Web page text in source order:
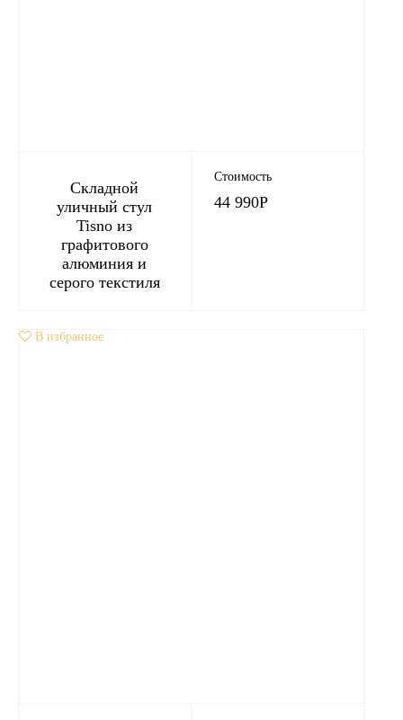
Складной
уличный стул
Tisno из
графитового
алюминия и
серого текстиля
Стоимость
44 990Р
В избранное